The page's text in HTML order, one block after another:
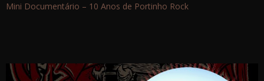
Mini Documentário – 10 Anos de Portinho Rock